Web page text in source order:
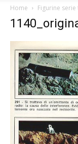
Home Figurine serie